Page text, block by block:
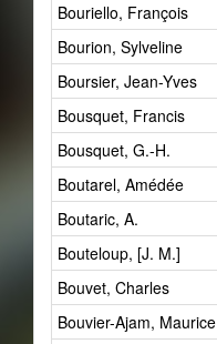
Bouriello, François
Bourion, Sylveline
Boursier, Jean-Yves
Bousquet, Francis
Bousquet, G.-H.
Boutarel, Amédée
Boutaric, A.
Bouteloup, [J. M.]
Bouvet, Charles
Bouvier-Ajam, Maurice